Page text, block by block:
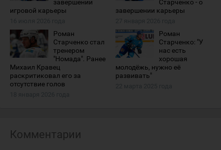
завершении
игровой карьеры
Старченко - о
завершении карьеры
Роман
Старченко стал
тренером
"Номада". Ранее
Михаил Кравец
раскритиковал его за
отсутствие голов
Роман
Старченко: "У
нас есть
хорошая
молодёжь, нужно её
развивать"
Комментарии